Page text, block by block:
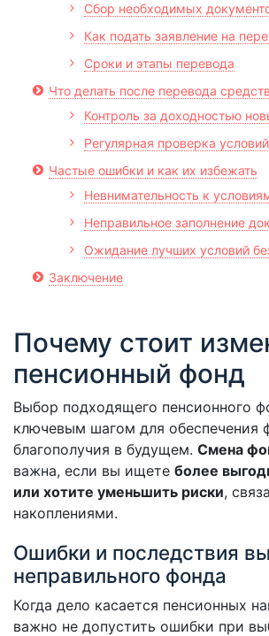
Сбор необходимых
Как подать заявление на
Сроки и этапы перевода
Что делать после перевода средств
Контроль за доходностью
Регулярная проверка
Частые ошибки и как их избежать
Невнимательность к
Неправильное заполнение
Ожидание лучших условий
Заключение
Почему стоит
пенсионный фонд
Выбор подходящего пенсионного
ключевым шагом для обеспечения
благополучия в будущем. Смена
важна, если вы ищете более
или хотите уменьшить риски,
накоплениями.
Ошибки и последствия
неправильного фонда
Когда дело касается пенсионных
важно не допустить ошибки при